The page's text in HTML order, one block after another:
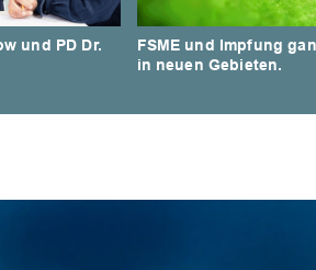
und PD Dr.
FSME und Impfung
in neuen Gebieten.